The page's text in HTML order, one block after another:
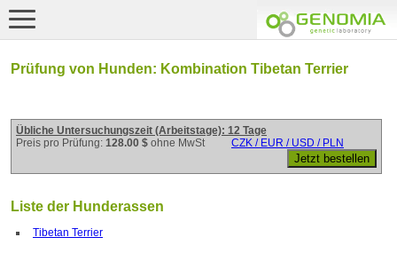
Prüfung von Hunden: Kombination Tibetan Terrier
Übliche Untersuchungszeit (Arbeitstage): 12 Tage
Preis pro Prüfung: 128.00 $ ohne MwSt CZK / EUR / USD / PLN
Liste der Hunderassen
Tibetan Terrier